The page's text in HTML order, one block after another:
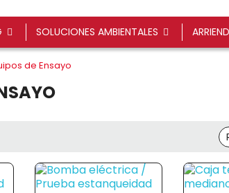
SOLUCIONES AMBIENTALES
de Ensayo